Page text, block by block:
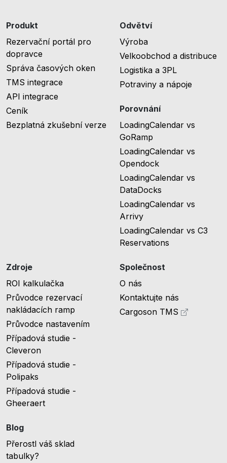
Produkt
Rezervační portál pro
dopravce
Správa časových oken
TMS integrace
API integrace
Ceník
Bezplatná zkušební verze
Odvětví
Výroba
Velkoobchod a distribuce
Logistika a 3PL
Potraviny a nápoje
Porovnání
LoadingCalendar vs
GoRamp
LoadingCalendar vs
Opendock
LoadingCalendar vs
DataDocks
LoadingCalendar vs
Arrivy
LoadingCalendar vs C3
Reservations
Zdroje
ROI kalkulačka
Průvodce rezervací
nakládacích ramp
Průvodce nastavením
Případová studie -
Cleveron
Případová studie -
Polipaks
Případová studie -
Gheeraert
Blog
Přerostl váš sklad
tabulky?
Společnost
O nás
Kontaktujte nás
Cargoson TMS